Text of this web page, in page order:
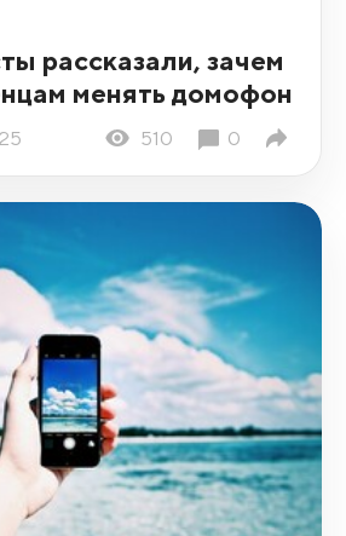
рассказали, зачем
менять домофон
510 0